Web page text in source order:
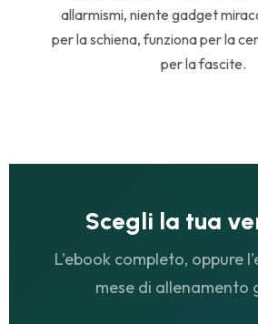
allarmismi, niente gadget
per la schiena, funziona per la
per la fascite.
Scegli la tua
L'ebook completo, oppure
mese di allenamento